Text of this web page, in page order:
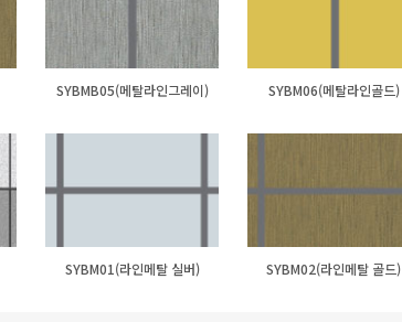
SYBMB05(메탈라인그레이) SYBM06(메탈라인골드)
SYBM01(라인메탈 실버) SYBM02(라인메탈 골드)